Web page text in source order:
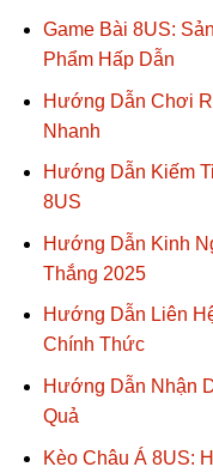
Game Bài 8US:
Phẩm Hấp Dẫn
Hướng Dẫn Chơi
Nhanh
Hướng Dẫn Kiếm
8US
Hướng Dẫn Kinh
Thắng 2025
Hướng Dẫn Liên
Chính Thức
Hướng Dẫn Nhận
Quả
Kèo Châu Á 8US: